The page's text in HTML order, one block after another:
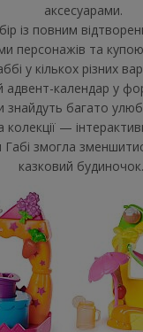
аксесуарами.
із повним
персонажів та купою
у кількох різних
адвент-календар у
знайдуть багато
колекції —
Габі змогла
казковий будиночок.